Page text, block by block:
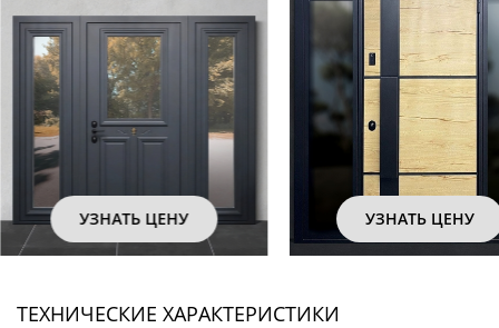
УЗНАТЬ ЦЕНУ УЗНАТЬ ЦЕНУ
ТЕХНИЧЕСКИЕ ХАРАКТЕРИСТИКИ